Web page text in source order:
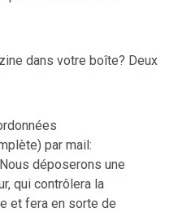
dans votre boîte? Deux
par mail:
déposerons une
qui contrôlera la
et fera en sorte de